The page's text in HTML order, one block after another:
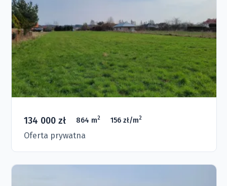
134 000 zł 864 m2 156 zł/m2
Oferta prywatna